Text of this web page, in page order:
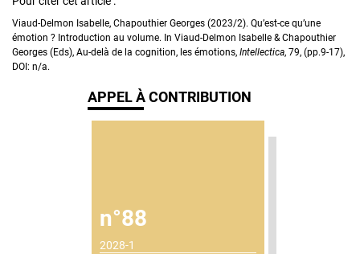
Viaud-Delmon Isabelle, Chapouthier Georges (2023/2). Qu’est-ce qu’une
émotion ? Introduction au volume. In Viaud-Delmon Isabelle & Chapouthier
Georges (Eds), Au-delà de la cognition, les émotions, Intellectica, 79, (pp.9-17),
DOI: n/a.
APPEL À CONTRIBUTION
n°88
2028-1